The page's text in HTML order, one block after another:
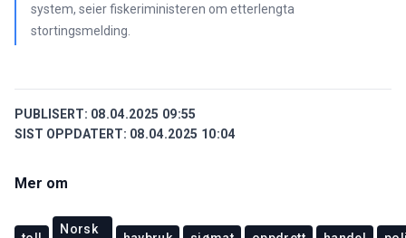
system, seier fiskeriministeren om etterlengta
stortingsmelding.
PUBLISERT: 08.04.2025 09:55
SIST OPPDATERT: 08.04.2025 10:04
Mer om
Norsk